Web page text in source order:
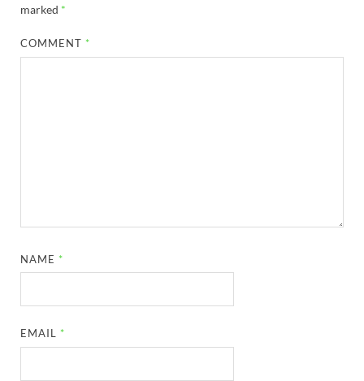
marked *
COMMENT *
NAME *
EMAIL *